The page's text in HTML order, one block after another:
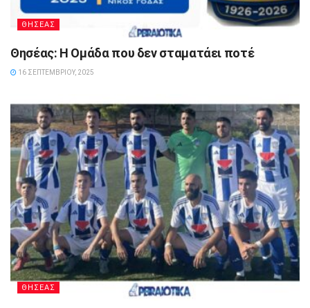
ΘΗΣΕΑΣ
Θησέας: Η Ομάδα που δεν σταματάει ποτέ
16 ΣΕΠΤΕΜΒΡΊΟΥ, 2025
ΘΗΣΕΑΣ